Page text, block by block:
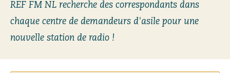
REF FM NL recherche des correspondants dans
chaque centre de demandeurs d'asile pour une
nouvelle station de radio !